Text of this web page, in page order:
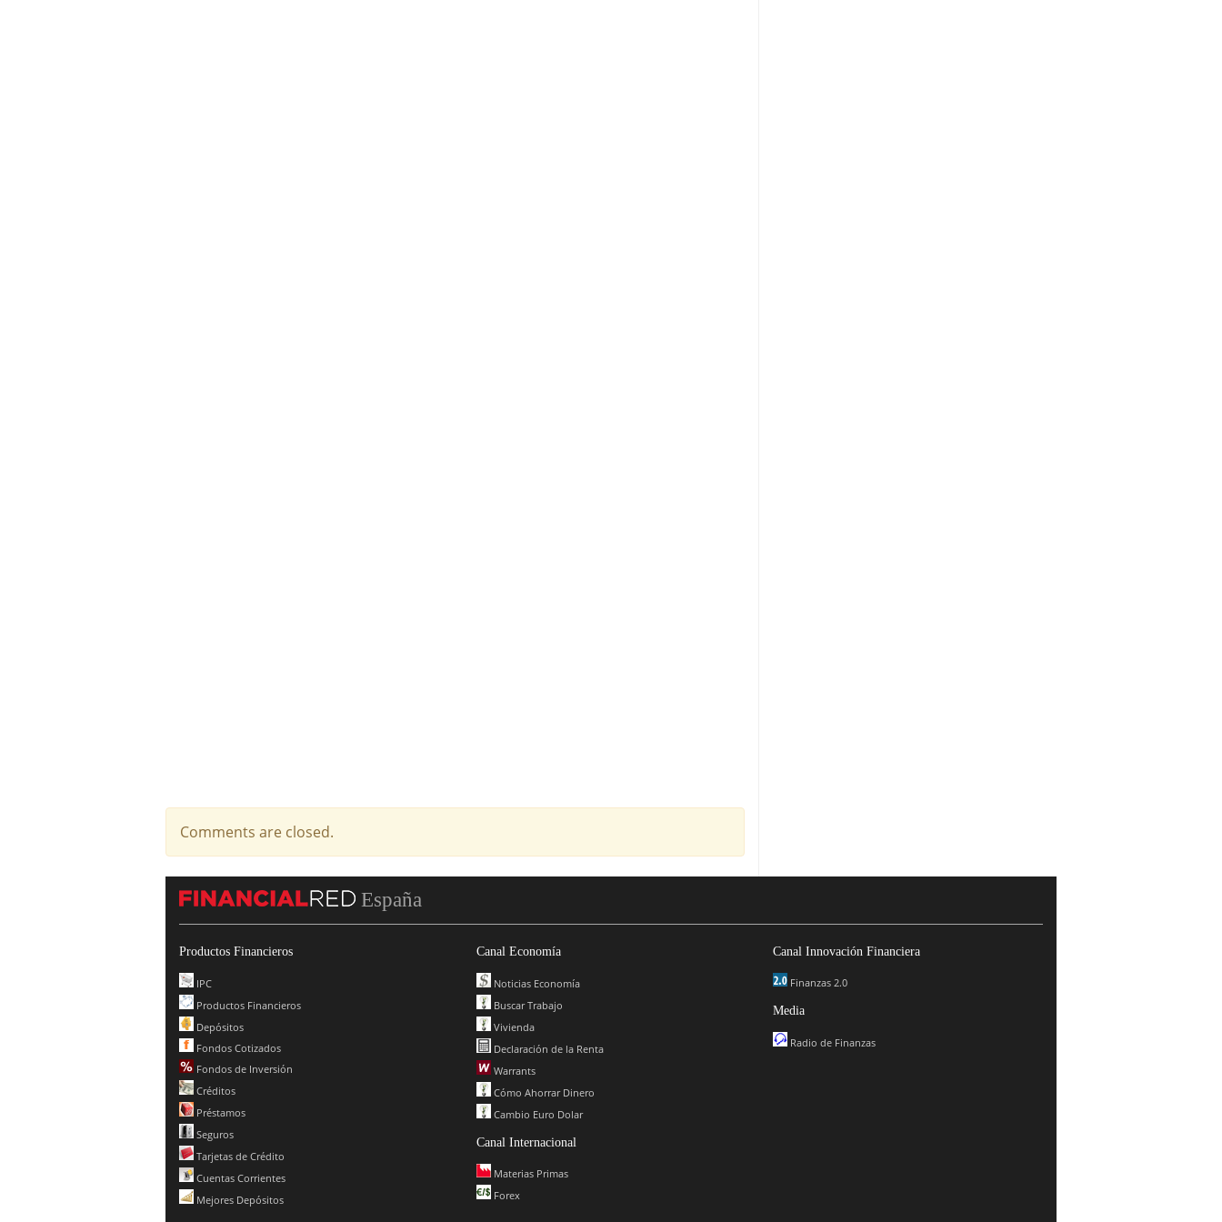
Comments are closed.
España
Productos Financieros
IPC
Productos Financieros
Depósitos
Fondos Cotizados
Fondos de Inversión
Créditos
Préstamos
Seguros
Tarjetas de Crédito
Cuentas Corrientes
Mejores Depósitos
Canal Economía
Noticias Economía
Buscar Trabajo
Vivienda
Declaración de la Renta
Warrants
Cómo Ahorrar Dinero
Cambio Euro Dolar
Canal Internacional
Materias Primas
Forex
Canal Innovación Financiera
Finanzas 2.0
Media
Radio de Finanzas